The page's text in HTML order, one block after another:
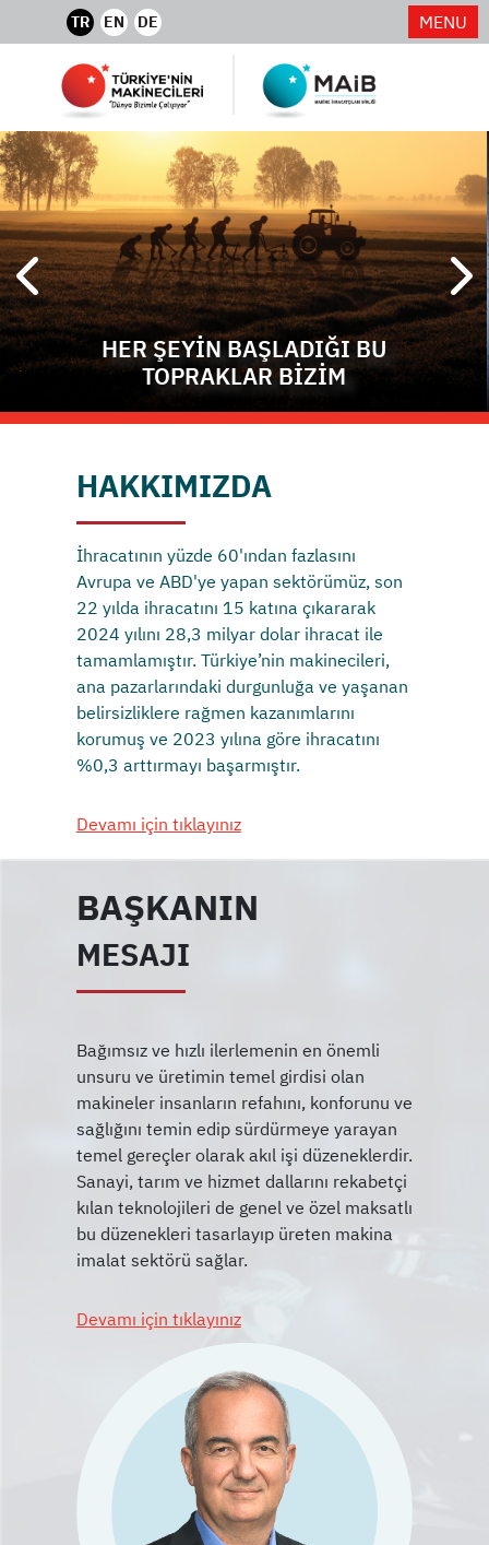
TR EN DE MENU
HER ŞEYİN BAŞLADIĞI BU
TOPRAKLAR BİZİM
HAKKIMIZDA
İhracatının yüzde 60'ından fazlasını
Avrupa ve ABD'ye yapan sektörümüz, son
22 yılda ihracatını 15 katına çıkararak
2024 yılını 28,3 milyar dolar ihracat ile
tamamlamıştır. Türkiye’nin makinecileri,
ana pazarlarındaki durgunluğa ve yaşanan
belirsizliklere rağmen kazanımlarını
korumuş ve 2023 yılına göre ihracatını
%0,3 arttırmayı başarmıştır.
Devamı için tıklayınız
BAŞKANIN
MESAJI
Bağımsız ve hızlı ilerlemenin en önemli
unsuru ve üretimin temel girdisi olan
makineler insanların refahını, konforunu ve
sağlığını temin edip sürdürmeye yarayan
temel gereçler olarak akıl işi düzeneklerdir.
Sanayi, tarım ve hizmet dallarını rekabetçi
kılan teknolojileri de genel ve özel maksatlı
bu düzenekleri tasarlayıp üreten makina
Devamı için tıklayınız